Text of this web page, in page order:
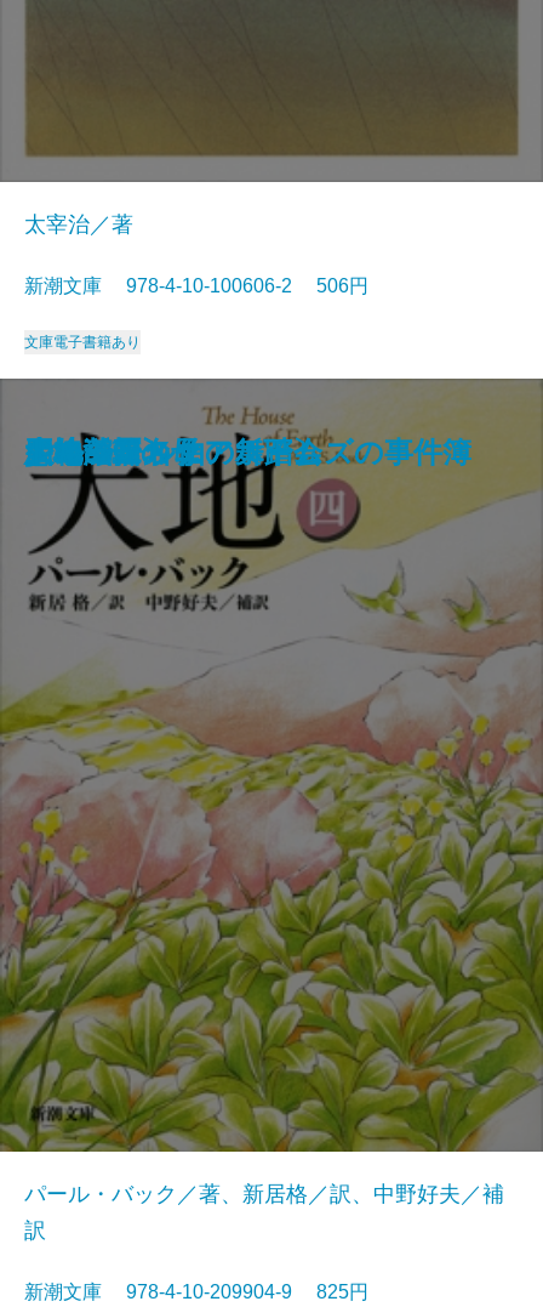
狭き門
天の夕顔
夕鶴・彦市ばなし
善悪の彼岸
バスカヴィル家の犬
盗賊
野火
博物誌
フランダースの犬
走れメロス
太宰治／著
新潮文庫 978-4-10-100606-2 506円
文庫電子書籍あり
大地〔四〕
パール・バック／著、新居格／訳、中野好夫／補
訳
新潮文庫 978-4-10-209904-9 825円
大地〔三〕
大地〔二〕
ジェーン・エア〔下〕
大地〔一〕
四つの署名
悪の華
シャーロック・ホームズの事件簿
少将滋幹の母
ドルジェル伯の舞踏会